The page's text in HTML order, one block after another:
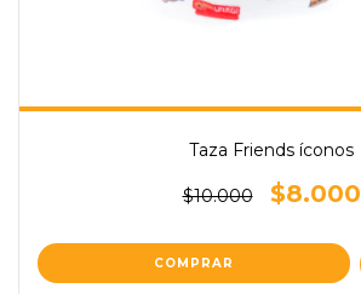
Taza Friends íconos
$10.000 $8.000